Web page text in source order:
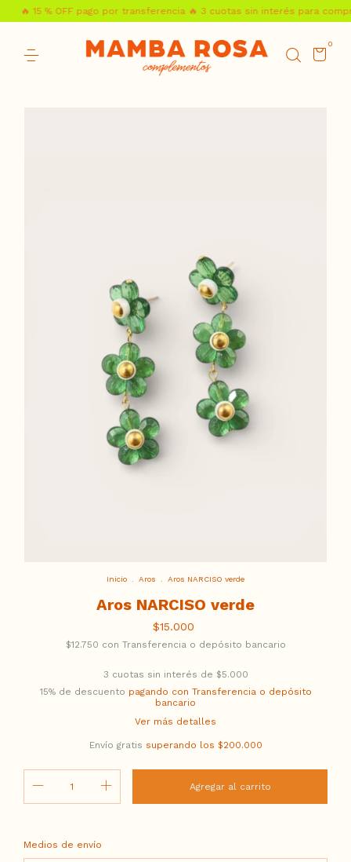
🔥 15 % OFF pago por transferencia 🔥 3 cuotas sin interés para
0
Inicio Aros Aros NARCISO verde
Aros NARCISO verde
$15.000
$12.750 con Transferencia o depósito bancario
3 cuotas sin interés de $5.000
15% de descuento pagando con Transferencia o depósito
bancario
Ver más detalles
Envío gratis superando los $200.000
Entregas para el CP:
Medios de envío